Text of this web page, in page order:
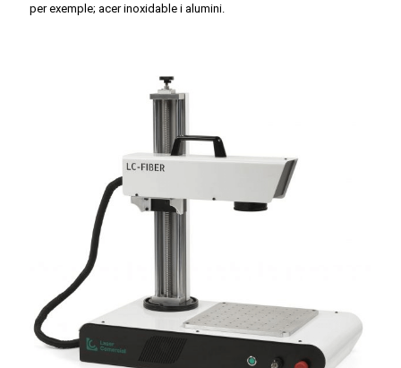
per exemple; acer inoxidable i alumini.